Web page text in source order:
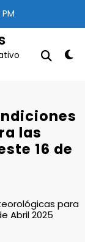
las
16 de
para
Abril 2025